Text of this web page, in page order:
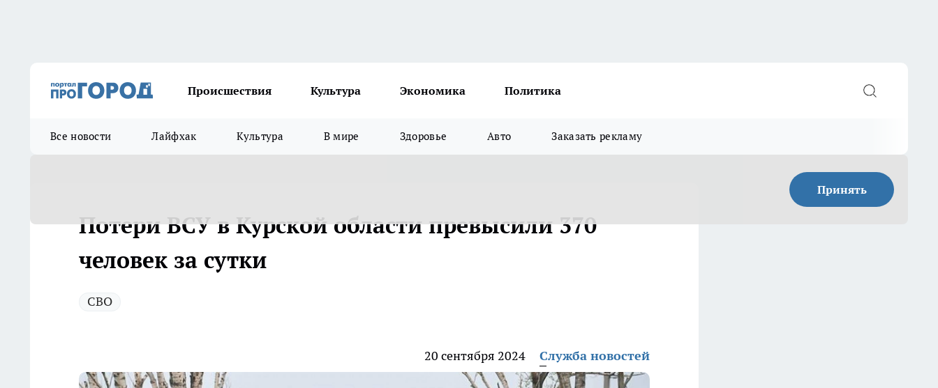
Происшествия Культура Экономика Политика
Все новости Лайфхак Культура В мире Здоровье Авто Заказать рекламу
Принять
Потери ВСУ в Курской области превысили 370
человек за сутки
СВО
20 сентября 2024 Служба новостей